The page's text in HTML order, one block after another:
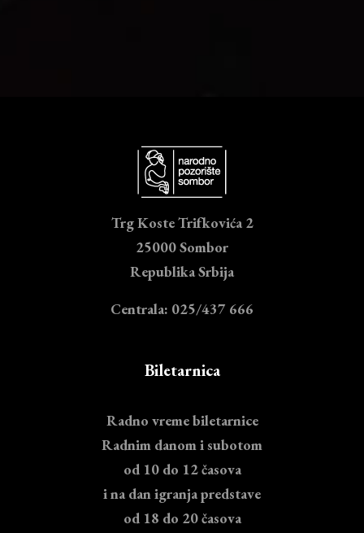
Trg Koste Trifkovića 2
25000 Sombor
Republika Srbija
Centrala: 025/437 666
Biletarnica
Radno vreme biletarnice
Radnim danom i subotom
od 10 do 12 časova
i na dan igranja predstave
od 18 do 20 časova